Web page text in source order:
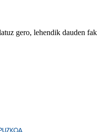
gero, lehendik dauden